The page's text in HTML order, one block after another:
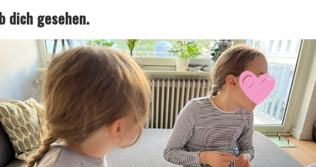
dich gesehen.